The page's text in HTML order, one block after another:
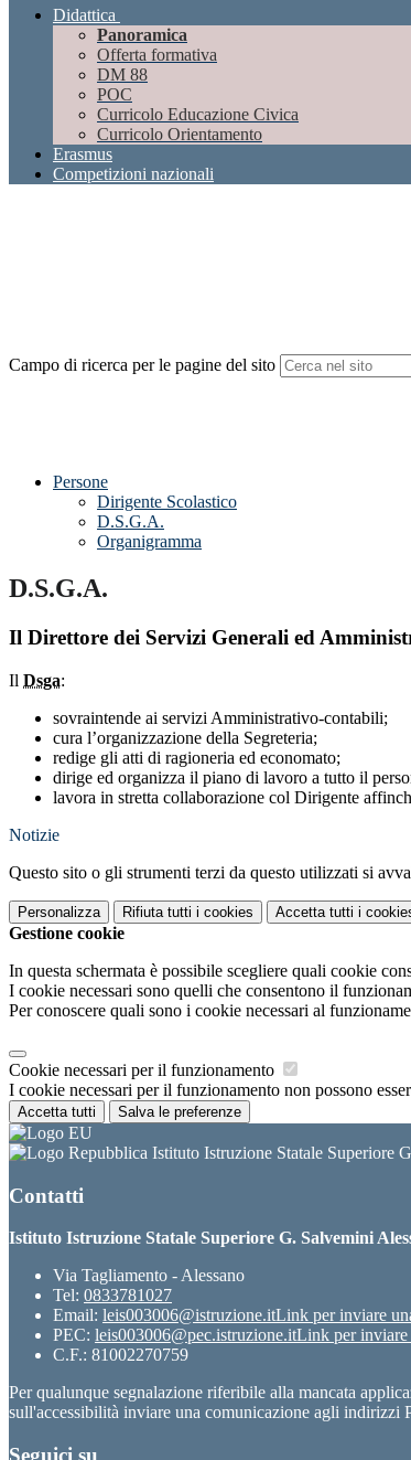
Didattica
Panoramica
Offerta formativa
DM 88
POC
Curricolo Educazione Civica
Curricolo Orientamento
Erasmus
Competizioni nazionali
Campo di ricerca per le pagine del sito
Persone
Dirigente Scolastico
D.S.G.A.
Organigramma
D.S.G.A.
Il Direttore dei Servizi Generali ed
Il Dsga:
sovraintende ai servizi Amministrativo-contabili;
cura l’organizzazione della Segreteria;
redige gli atti di ragioneria ed economato;
dirige ed organizza il piano di lavoro a tutto il
lavora in stretta collaborazione col Dirigente
Notizie
Questo sito o gli strumenti terzi da questo utilizzati si
Personalizza Rifiuta tutti i cookies Accetta tutti i
Gestione cookie
In questa schermata è possibile scegliere quali cookie
I cookie necessari sono quelli che consentono il
Per conoscere quali sono i cookie necessari al
Cookie necessari per il funzionamento
I cookie necessari per il funzionamento non possono
Accetta tutti Salva le preferenze
Istituto Istruzione Statale Superiore
Contatti
Istituto Istruzione Statale Superiore G. Salvemini
Via Tagliamento - Alessano
Tel: 0833781027
Email: leis003006@istruzione.itLink per inviare
PEC: leis003006@pec.istruzione.itLink per inviare
C.F.: 81002270759
Per qualunque segnalazione riferibile alla mancata
sull'accessibilità inviare una comunicazione agli indirizzi
Seguici su